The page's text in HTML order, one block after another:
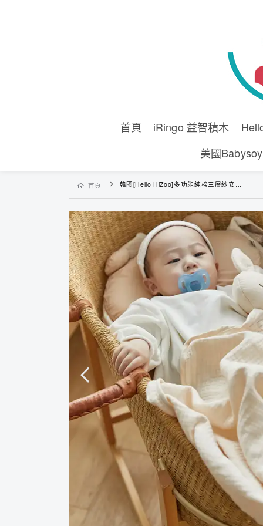
首頁 iRingo 益智積木
美國
首頁 韓國[Hello HiZoo]多功能純棉三層紗安撫毯/浴巾/紗布巾/咬咬巾/口水巾/安撫巾-兔兔